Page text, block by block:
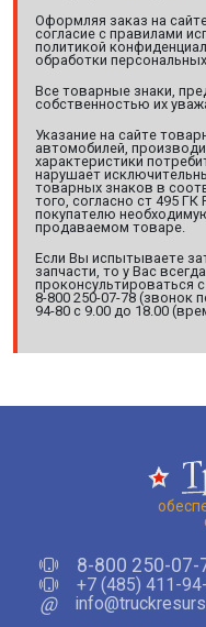
Оформляя заказ на
согласие с правилами
политикой
обработки
Все товарные знаки,
собственностью их
Указание на сайте
автомобилей,
характеристики
нарушает
товарных знаков в
того, согласно ст 495
покупателю
продаваемом товаре.
Если Вы испытываете
запчасти, то у Вас
проконсультироваться
8-800 250-07-78 (звонок
94-80 с 9.00 до 18.00
8-800 250-07-
+7 (485) 411-
@